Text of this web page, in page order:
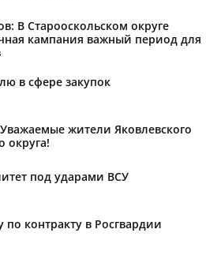
В Старооскольском округе
кампания важный период для
в сфере закупок
жители Яковлевского
округа!
под ударами ВСУ
контракту в Росгвардии